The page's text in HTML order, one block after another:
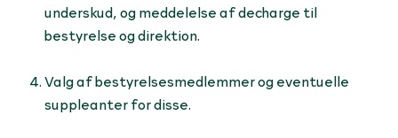
underskud, og meddelelse af decharge til
bestyrelse og direktion.
Valg af bestyrelsesmedlemmer og eventuelle
suppleanter for disse.